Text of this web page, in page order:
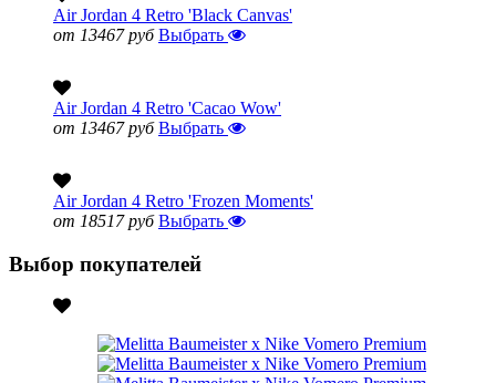
Air Jordan 4 Retro 'Black Canvas'
от 13467 руб Выбрать
Air Jordan 4 Retro 'Cacao Wow'
от 13467 руб Выбрать
Air Jordan 4 Retro 'Frozen Moments'
от 18517 руб Выбрать
Выбор покупателей